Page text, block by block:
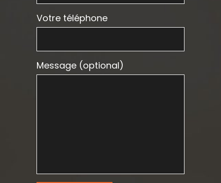
Votre téléphone
Message (optional)